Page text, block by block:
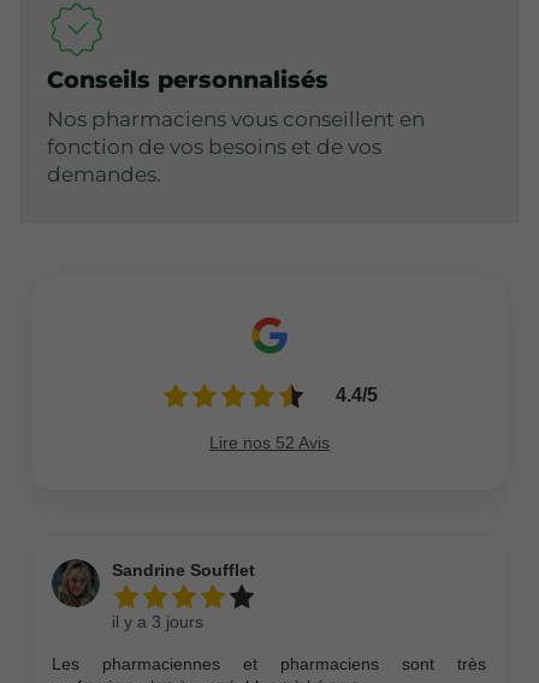
Conseils personnalisés
Nos pharmaciens vous conseillent en
fonction de vos besoins et de vos
demandes.